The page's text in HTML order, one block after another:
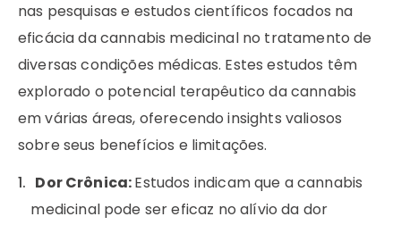
nas pesquisas e estudos científicos focados na
eficácia da cannabis medicinal no tratamento de
diversas condições médicas. Estes estudos têm
explorado o potencial terapêutico da cannabis
em várias áreas, oferecendo insights valiosos
sobre seus benefícios e limitações.
Dor Crônica:Estudos indicam que a cannabis
medicinal pode ser eficaz no alívio da dor